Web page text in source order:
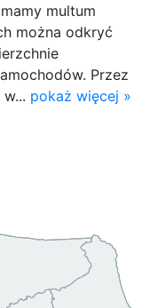
multum
można odkryć
Przez
pokaż więcej »